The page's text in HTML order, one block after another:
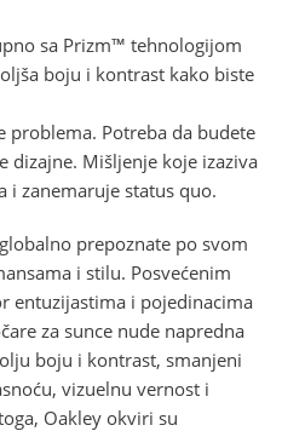
sa Prizm™ tehnologijom
boju i kontrast kako biste
problema. Potreba da budete
dizajne. Mišljenje koje izaziva
i zanemaruje status quo.
prepoznate po svom
i stilu. Posvećenim
entuzijastima i pojedinacima
za sunce nude napredna
boju i kontrast, smanjeni
vizuelnu vernost i
Oakley okviri su